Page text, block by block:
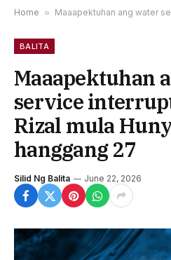
Home » Maaapektuhan ang water service
BALITA
Maaapektuhan
service
Rizal mula
hanggang 27
Silid Ng Balita June 22, 2026